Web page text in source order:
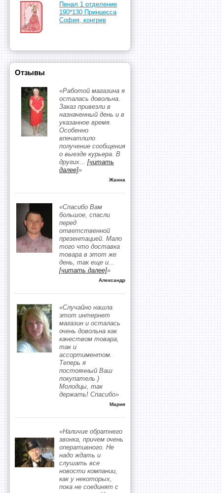
Пенал 1 отделение
190*130 Принцесса
София, конгрев
Отзывы
«Работой магазина я
осталась довольна.
Заказ привезли в
назначенный день и в
указанное время.
Особенно
впечатлило
получение сообщения
о выезде курьера. В
других... [читать
далее]»
Жанна
«Спасибо Вам
большое, спасли
перед
ответственной
презентацией. Мало
того что доставка
товара в этот же
день, так еще и...
[читать далее]»
Александр
«Случайно нашла
этот интернет
магазин и осталась
очень довольна как
качеством товара,
так и
ассортиментом.
Теперь я
постоянный Ваш
покупатель )
Молодцы, так
держать! Спасибо»
Мария
«Наличие обратнего
звонка, причем очень
оперативного. Не
надо ждать и
слушать все
новости компании,
как у некоторых,
пока не соединят с